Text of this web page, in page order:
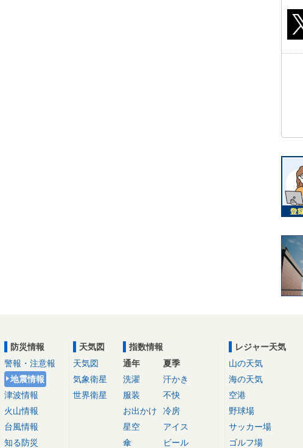
防災情報
警報・注意報
地震情報
津波情報
火山情報
台風情報
知る防災
天気図
天気図
気象衛星
世界衛星
指数情報
通年
洗濯
服装
お出かけ
星空
傘
夏季
汗かき
不快
冷房
アイス
ビール
レジャー天気
山の天気
海の天気
空港
野球場
サッカー場
ゴルフ場